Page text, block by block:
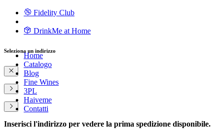
Fidelity Club
DrinkMe at Home
Home
Catalogo
Blog
Fine Wines
3PL
Haiveme
Contatti
Seleziona un indirizzo
Inserisci l'indirizzo per vedere la prima spedizione disponibile.